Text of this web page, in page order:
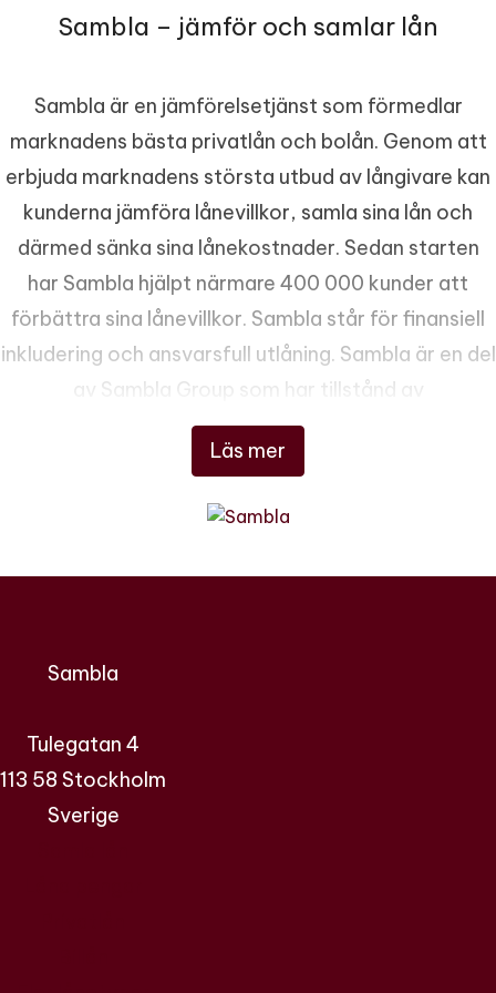
Sambla – jämför och samlar lån
Läs mer
Sambla är en jämförelsetjänst som förmedlar
marknadens bästa privatlån och bolån. Genom att
erbjuda marknadens största utbud av långivare kan
kunderna jämföra lånevillkor, samla sina lån och
därmed sänka sina lånekostnader. Sedan starten
har Sambla hjälpt närmare 400 000 kunder att
förbättra sina lånevillkor. Sambla står för finansiell
inkludering och ansvarsfull utlåning. Sambla är en del
av Sambla Group som har tillstånd av
Finansinspektionen att bedriva
konsumentkreditförmedling och
Sambla
Tulegatan 4
113 58 Stockholm
Sverige